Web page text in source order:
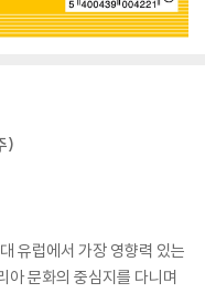
)
유럽에서 가장 영향력 있는
아 문화의 중심지를 다니며